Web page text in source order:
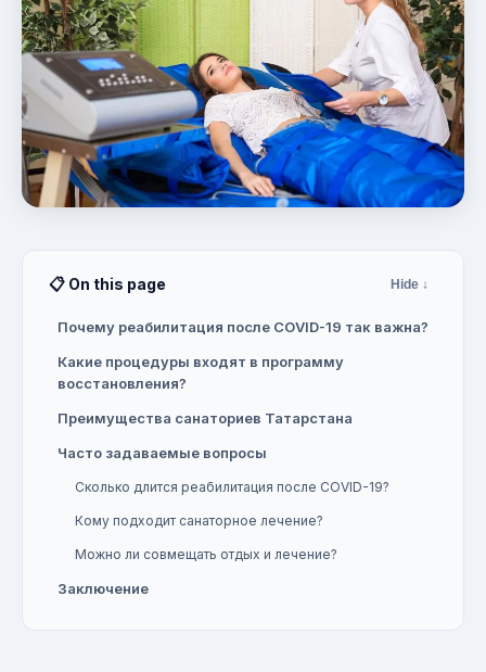
📋 On this page Hide ↓
Почему реабилитация после COVID-19 так важна?
Какие процедуры входят в программу
восстановления?
Преимущества санаториев Татарстана
Часто задаваемые вопросы
Сколько длится реабилитация после COVID-19?
Кому подходит санаторное лечение?
Можно ли совмещать отдых и лечение?
Заключение